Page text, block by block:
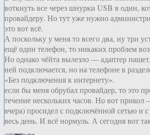
воткнуть все через шнурки USB в один,
провайдеру. Но тут уже нужно
это вот всё.
А поскольку у меня то всего два, ну три
ещё один телефон, то никаких проблем
Но однако чёйта вылезло — адаптер
ней подключается, но на телефоне в
«Без подключения к интернету».
если бы меня обрубал провайдер, то это
течение нескольких часов. Но вот прикол
вчера) просидел с подключённой сетью и
весь день. И всё нормуль. А сегодня вот